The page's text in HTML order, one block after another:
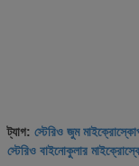
ট্যাগ: স্টেরিও জুম
স্টেরিও বাইনোকুলার